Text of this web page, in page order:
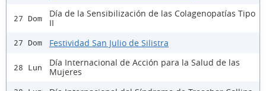
27 Dom
Día de la Sensibilización de las Colagenopatías Tipo
II
27 Dom Festividad San Julio de Silistra
28 Lun
Día Internacional de Acción para la Salud de las
Mujeres